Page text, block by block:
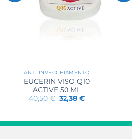
ANTI INVECCHIAMENTO
EUCERIN VISO Q10
ACTIVE 50 ML
40,50€ Il
prezzo
40,50 €.
32,38€Il
32,38 €.